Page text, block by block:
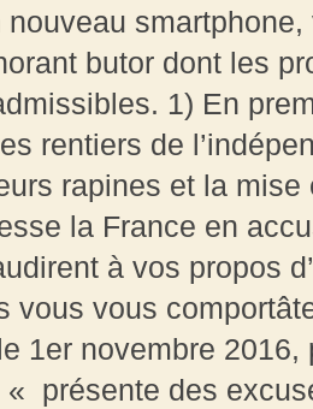
nouveau
butor dont les
1) En
rentiers de
rapines et la
la France en
à vos propos
vous vous
1er novembre
« présente des